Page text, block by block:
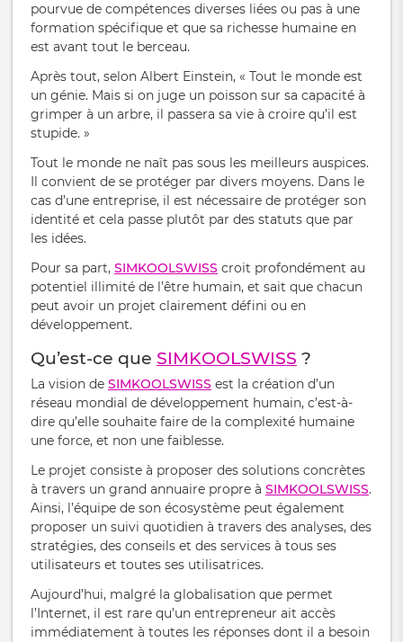
pourvue de compétences diverses liées ou pas à une
formation spécifique et que sa richesse humaine en
est avant tout le berceau.
Après tout, selon Albert Einstein, « Tout le monde est
un génie. Mais si on juge un poisson sur sa capacité à
grimper à un arbre, il passera sa vie à croire qu’il est
stupide. »
Tout le monde ne naît pas sous les meilleurs auspices.
Il convient de se protéger par divers moyens. Dans le
cas d’une entreprise, il est nécessaire de protéger son
identité et cela passe plutôt par des statuts que par
les idées.
Pour sa part, SIMKOOLSWISS croit profondément au
potentiel illimité de l’être humain, et sait que chacun
peut avoir un projet clairement défini ou en
développement.
Qu’est-ce que SIMKOOLSWISS ?
La vision de SIMKOOLSWISS est la création d’un
réseau mondial de développement humain, c’est-à-
dire qu’elle souhaite faire de la complexité humaine
une force, et non une faiblesse.
Le projet consiste à proposer des solutions concrètes
à travers un grand annuaire propre à SIMKOOLSWISS.
Ainsi, l’équipe de son écosystème peut également
proposer un suivi quotidien à travers des analyses, des
stratégies, des conseils et des services à tous ses
utilisateurs et toutes ses utilisatrices.
Aujourd’hui, malgré la globalisation que permet
l’Internet, il est rare qu’un entrepreneur ait accès
immédiatement à toutes les réponses dont il a besoin